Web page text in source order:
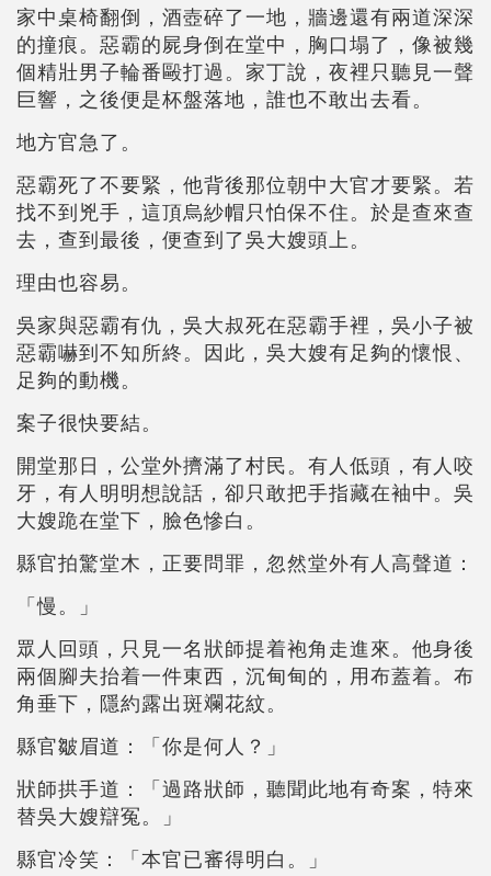
家中桌椅翻倒，酒壺碎了一地，牆邊還有兩道深深
的撞痕。惡霸的屍身倒在堂中，胸口塌了，像被幾
個精壯男子輪番毆打過。家丁說，夜裡只聽見一聲
巨響，之後便是杯盤落地，誰也不敢出去看。
地方官急了。
惡霸死了不要緊，他背後那位朝中大官才要緊。若
找不到兇手，這頂烏紗帽只怕保不住。於是查來查
去，查到最後，便查到了吳大嫂頭上。
理由也容易。
吳家與惡霸有仇，吳大叔死在惡霸手裡，吳小子被
惡霸嚇到不知所終。因此，吳大嫂有足夠的懷恨、
足夠的動機。
案子很快要結。
開堂那日，公堂外擠滿了村民。有人低頭，有人咬
牙，有人明明想說話，卻只敢把手指藏在袖中。吳
大嫂跪在堂下，臉色慘白。
縣官拍驚堂木，正要問罪，忽然堂外有人高聲道：
「慢。」
眾人回頭，只見一名狀師提着袍角走進來。他身後
兩個腳夫抬着一件東西，沉甸甸的，用布蓋着。布
角垂下，隱約露出斑斕花紋。
縣官皺眉道：「你是何人？」
狀師拱手道：「過路狀師，聽聞此地有奇案，特來
替吳大嫂辯冤。」
縣官冷笑：「本官已審得明白。」